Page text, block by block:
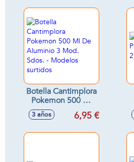
Botella Cantimplora
Pokemon 500 Ml
De Aluminio 3
Mod. Sdos. -
3 años 6,95 €